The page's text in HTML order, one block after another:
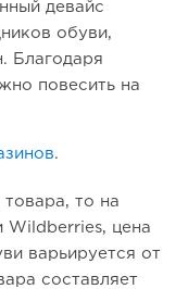
девайс
обуви,
Благодаря
повесить на
.
товара, то на
Wildberries, цена
варьируется от
составляет